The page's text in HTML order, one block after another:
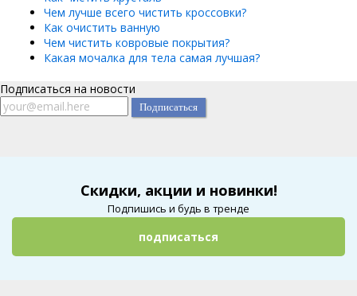
Чем лучше всего чистить кроссовки?
Как очистить ванную
Чем чистить ковровые покрытия?
Какая мочалка для тела самая лучшая?
Подписаться на новости
Скидки, акции и новинки!
Подпишись и будь в тренде
подписаться